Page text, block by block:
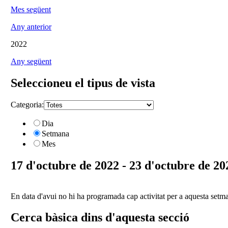
Mes següent
Any anterior
2022
Any següent
Seleccioneu el tipus de vista
Categoria:
Dia
Setmana
Mes
17 d'octubre de 2022 - 23 d'octubre de
En data d'avui no hi ha programada cap activitat per a aquesta
Cerca bàsica dins d'aquesta secció